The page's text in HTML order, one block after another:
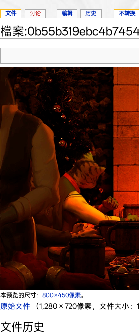
檔案
本预览的尺寸： 800×450像素。
原始文件‎ （1,280 × 720像素，文件大小
文件历史
文件 讨论 编辑 历史 不转换